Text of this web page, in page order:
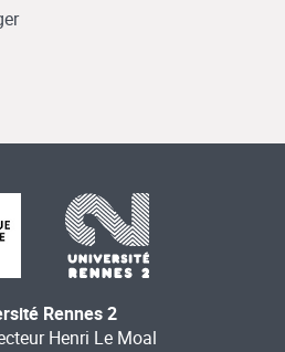
Rennes 2
Henri Le Moal